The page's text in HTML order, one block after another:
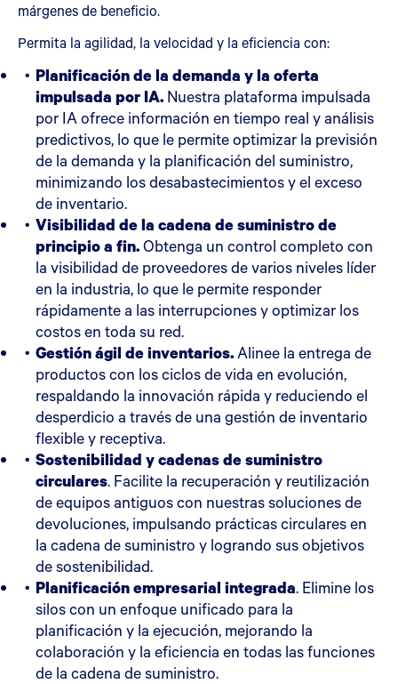
márgenes de beneficio.
Permita la agilidad, la velocidad y la eficiencia con:
Planificación de la demanda y la oferta
impulsada por IA. Nuestra plataforma impulsada
por IA ofrece información en tiempo real y análisis
predictivos, lo que le permite optimizar la previsión
de la demanda y la planificación del suministro,
minimizando los desabastecimientos y el exceso
de inventario.
Visibilidad de la cadena de suministro de
principio a fin.Obtenga un control completo con
la visibilidad de proveedores de varios niveles líder
en la industria, lo que le permite responder
rápidamente a las interrupciones y optimizar los
costos en toda su red.
Gestión ágil de inventarios.Alinee la entrega de
productos con los ciclos de vida en evolución,
respaldando la innovación rápida y reduciendo el
desperdicio a través de una gestión de inventario
flexible y receptiva.
Sostenibilidad y cadenas de suministro
circulares. Facilite la recuperación y reutilización
de equipos antiguos con nuestras soluciones de
devoluciones, impulsando prácticas circulares en
la cadena de suministro y logrando sus objetivos
de sostenibilidad.
Planificación empresarial integrada. Elimine los
silos con un enfoque unificado para la
planificación y la ejecución, mejorando la
colaboración y la eficiencia en todas las funciones
de la cadena de suministro.